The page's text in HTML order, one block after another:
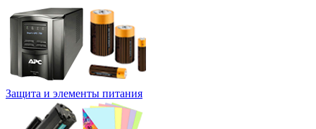
Защита и элементы питания